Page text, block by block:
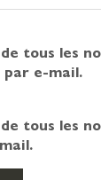
tous les
e-mail.
tous les